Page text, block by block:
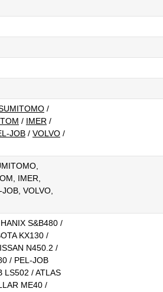
/
/ IMER /
JOB / VOLVO /
IMER,
VOLVO,
S&B480 /
KX130 /
N450.2 /
/ PEL-JOB
LS502 / ATLAS
ME40 /